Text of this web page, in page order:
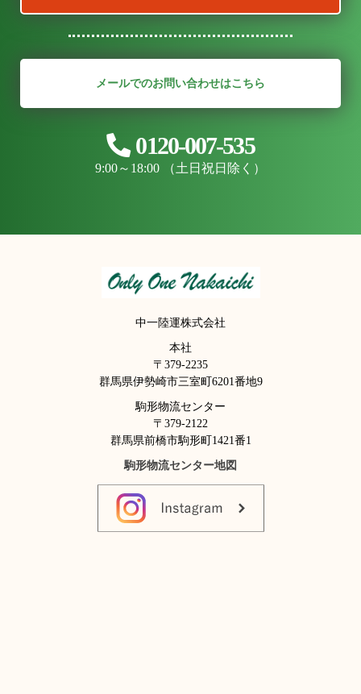
メールでのお問い合わせはこちら
0120-007-535
9:00～18:00 （土日祝日除く）
中一陸運株式会社
本社
〒379-2235
群馬県伊勢崎市三室町6201番地9
駒形物流センター
〒379-2122
群馬県前橋市駒形町1421番1
駒形物流センター地図